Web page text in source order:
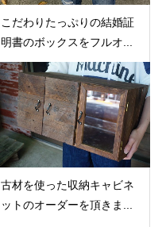
こだわりたっぷりの結婚証
明書のボックスをフルオ...
古材を使った収納キャビネ
ットのオーダーを頂きま...